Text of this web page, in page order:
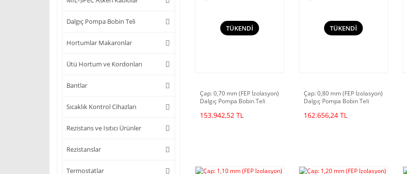
Dalgıç Pompa Bobin Teli
Hortumlar Makaronlar
Ütü Hortum ve Kordonları
Bantlar
Sıcaklık Kontrol Cihazları
Rezistans ve Isıtıcı Ürünler
Rezistanslar
Termostatlar
TÜKENDİ
Çap: 0,70 mm (FEP İzolasyon)
Dalgıç Pompa Bobin Teli
153.942,52 TL
TÜKENDİ
Çap: 0,80 mm (FEP İzolasyon)
Dalgıç Pompa Bobin Teli
162.656,24 TL